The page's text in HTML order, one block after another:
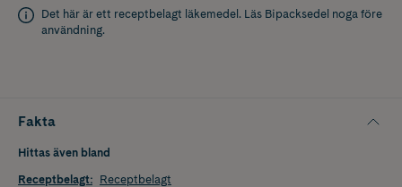
Det här är ett receptbelagt läkemedel. Läs Bipacksedel noga före
användning.
Fakta
Hittas även bland
Receptbelagt: Receptbelagt